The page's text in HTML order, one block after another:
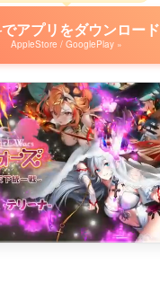
アプリをダウンロード
AppleStore / GooglePlay »